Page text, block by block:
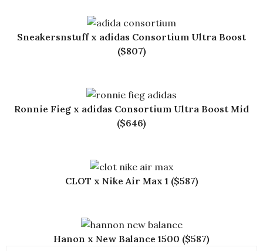
Sneakersnstuff x adidas Consortium Ultra Boost
($807)
Ronnie Fieg x adidas Consortium Ultra Boost Mid
($646)
CLOT x Nike Air Max 1 ($587)
Hanon x New Balance 1500 ($587)